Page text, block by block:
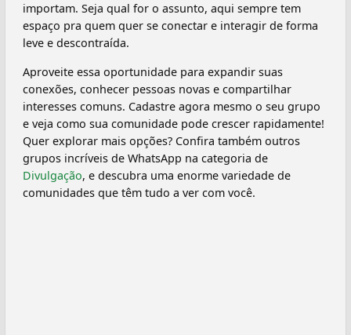
importam. Seja qual for o assunto, aqui sempre tem
espaço pra quem quer se conectar e interagir de forma
leve e descontraída.
Aproveite essa oportunidade para expandir suas
conexões, conhecer pessoas novas e compartilhar
interesses comuns. Cadastre agora mesmo o seu grupo
e veja como sua comunidade pode crescer rapidamente!
Quer explorar mais opções? Confira também outros
grupos incríveis de WhatsApp na categoria de
Divulgação, e descubra uma enorme variedade de
comunidades que têm tudo a ver com você.